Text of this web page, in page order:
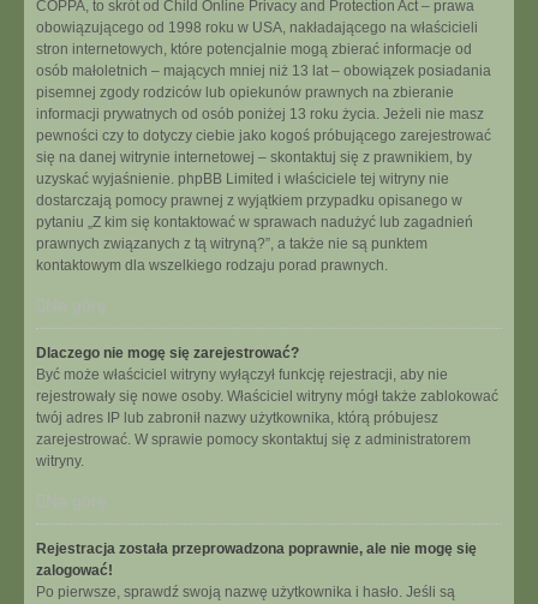
COPPA, to skrót od Child Online Privacy and Protection Act – prawa
obowiązującego od 1998 roku w USA, nakładającego na właścicieli
stron internetowych, które potencjalnie mogą zbierać informacje od
osób małoletnich – mających mniej niż 13 lat – obowiązek posiadania
pisemnej zgody rodziców lub opiekunów prawnych na zbieranie
informacji prywatnych od osób poniżej 13 roku życia. Jeżeli nie masz
pewności czy to dotyczy ciebie jako kogoś próbującego zarejestrować
się na danej witrynie internetowej – skontaktuj się z prawnikiem, by
uzyskać wyjaśnienie. phpBB Limited i właściciele tej witryny nie
dostarczają pomocy prawnej z wyjątkiem przypadku opisanego w
pytaniu „Z kim się kontaktować w sprawach nadużyć lub zagadnień
prawnych związanych z tą witryną?”, a także nie są punktem
kontaktowym dla wszelkiego rodzaju porad prawnych.
Na górę
Dlaczego nie mogę się zarejestrować?
Być może właściciel witryny wyłączył funkcję rejestracji, aby nie
rejestrowały się nowe osoby. Właściciel witryny mógł także zablokować
twój adres IP lub zabronił nazwy użytkownika, którą próbujesz
zarejestrować. W sprawie pomocy skontaktuj się z administratorem
witryny.
Na górę
Rejestracja została przeprowadzona poprawnie, ale nie mogę się
zalogować!
Po pierwsze, sprawdź swoją nazwę użytkownika i hasło. Jeśli są